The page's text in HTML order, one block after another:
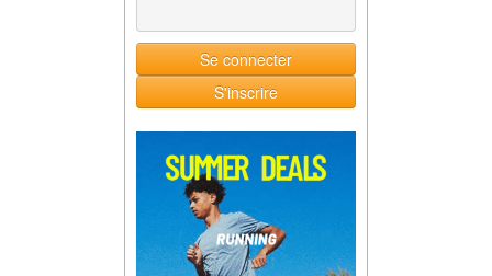
Se connecter
S'inscrire